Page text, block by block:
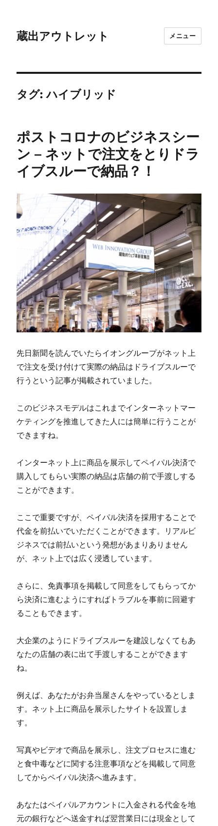
蔵出アウトレット メニュー
タグ:ハイブリッド
ポストコロナのビジネスシー
ン – ネットで注文をとりドラ
イブスルーで納品？！
先日新聞を読んでいたらイオングループがネット上
で注文を受け付けて実際の納品はドライブスルーで
行うという記事が掲載されていました。
このビジネスモデルはこれまでインターネットマー
ケティングを推進してきた人には簡単に行うことが
できますね。
インターネット上に商品を展示してペイパル決済で
購入してもらい実際の納品は店舗の前で手渡しする
ことができます。
ここで重要ですが、ペイパル決済を採用することで
代金を前払いでいただくことができます。リアルビ
ジネスでは前払いという発想があまりありません
が、ネット上では広く浸透しています。
さらに、免責事項を掲載して同意をしてもらってか
ら決済に進むようにすればトラブルを事前に回避す
ることもできます。
大企業のようにドライブスルーを建設しなくてもあ
なたの店舗の表に出て手渡しすることができます
ね。
例えば、あなたがお弁当屋さんをやっているとしま
す。ネット上に商品を展示したサイトを設置しま
す。
写真やビデオで商品を展示し、注文プロセスに進む
と食中毒などに関する注意事項などを掲載して同意
してからペイパル決済へ進みます。
あなたはペイパルアカウントに入金される代金を地
元の銀行などへ送金すれば翌営業日には現金として